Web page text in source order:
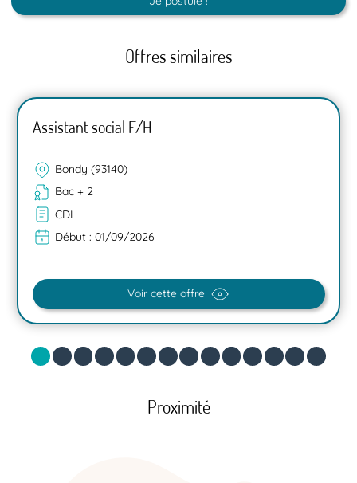
Offres similaires
Assistant social F/H
Bondy (93140)
Bac + 2
CDI
Début : 01/09/2026
Voir cette offre
Proximité